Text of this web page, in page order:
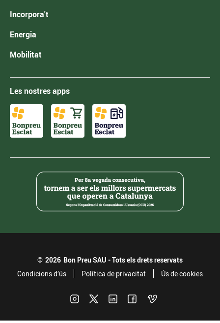
Incorpora't
Energia
Mobilitat
Les nostres apps
© 2026 Bon Preu SAU - Tots els drets reservats
Condicions d’ús
Política de privacitat Ús de cookies